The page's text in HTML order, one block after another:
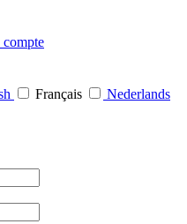
compte
Français Nederlands